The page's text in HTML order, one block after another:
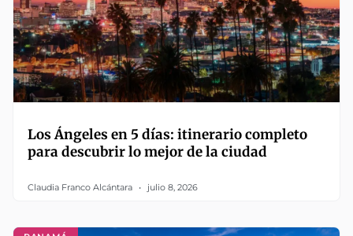
Los Ángeles en 5 días: itinerario completo
para descubrir lo mejor de la ciudad
Claudia Franco Alcántara julio 8, 2026